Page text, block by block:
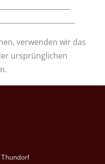
verwenden wir das
ursprünglichen